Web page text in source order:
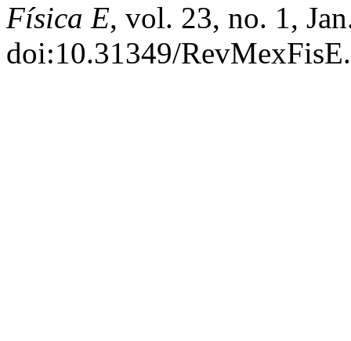
Física E, vol. 23, no. 1,
doi:10.31349/